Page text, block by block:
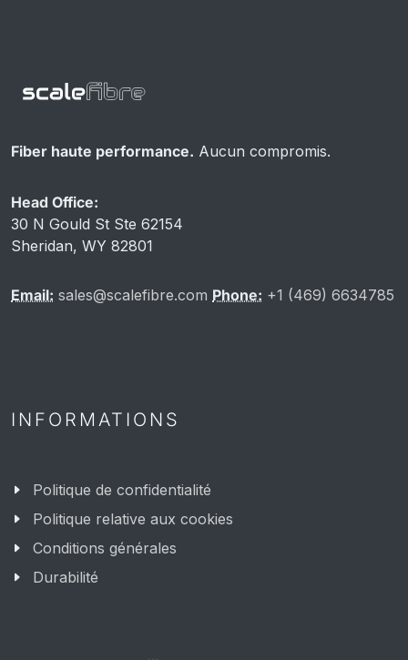
Fiber haute performance. Aucun compromis.
Head Office:
30 N Gould St Ste 62154
Sheridan, WY 82801
Email: sales@scalefibre.com Phone: +1 (469) 6634785
INFORMATIONS
Politique de confidentialité
Politique relative aux cookies
Conditions générales
Durabilité